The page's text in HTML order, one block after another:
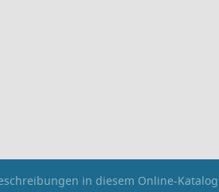
in diesem Online-